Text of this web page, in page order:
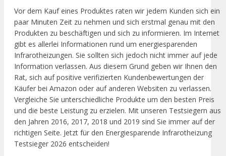
Vor dem Kauf eines Produktes raten wir jedem Kunden sich ein
paar Minuten Zeit zu nehmen und sich erstmal genau mit den
Produkten zu beschäftigen und sich zu informieren. Im Internet
gibt es allerlei Informationen rund um energiesparenden
Infrarotheizungen. Sie sollten sich jedoch nicht immer auf jede
Information verlassen. Aus diesem Grund geben wir Ihnen den
Rat, sich auf positive verifizierten Kundenbewertungen der
Käufer bei Amazon oder auf anderen Websiten zu verlassen.
Vergleiche Sie unterschiedliche Produkte um den besten Preis
und die beste Leistung zu erzielen. Mit unseren Testsiegern aus
den Jahren 2016, 2017, 2018 und 2019 sind Sie immer auf der
richtigen Seite. Jetzt für den Energiesparende Infrarotheizung
Testsieger 2026 entscheiden!